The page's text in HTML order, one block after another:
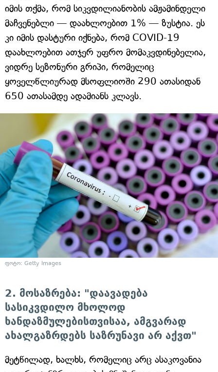
იმის თქმა, რომ სიკვდილიანობის ამჟამინდელი
მაჩვენებლი — დაახლოებით 1% — ზუსტია. ეს
კი იმის დასტური იქნება, რომ COVID-19
დაახლოებით ათჯერ უფრო მომაკვდინებელია,
ვიდრე სეზონური გრიპი, რომელიც
ყოველწლიურად მსოფლიოში 290 ათასიდან
650 ათასამდე ადამიანს კლავს.
ფოტო: Getty Images
2. მოსაზრება: "დაავადება
სასიკვდილო მხოლოდ
ხანდაზმულებისთვისაა, ამგვარად
ახალგაზრდებს საზრუნავი არ აქვთ"
მეტწილად, ხალხს, რომელიც არც ასაკოვანია